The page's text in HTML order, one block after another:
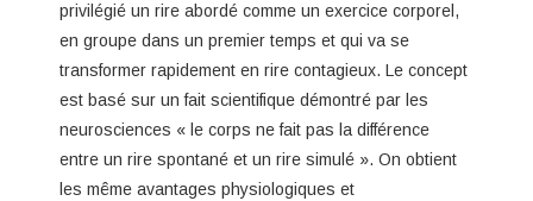
privilégié un rire abordé comme un exercice corporel,
en groupe dans un premier temps et qui va se
transformer rapidement en rire contagieux. Le concept
est basé sur un fait scientifique démontré par les
neurosciences « le corps ne fait pas la différence
entre un rire spontané et un rire simulé ». On obtient
les même avantages physiologiques et